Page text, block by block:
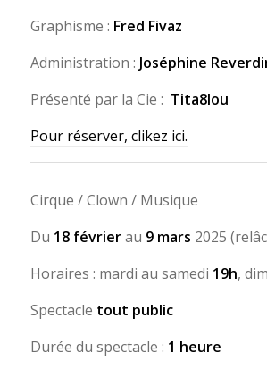
Graphisme : Fred Fivaz
Administration : Joséphine
Présenté par la Cie : Tita8lou
Pour réserver, clikez ici.
Cirque / Clown / Musique
Du 18 févrierau 9 mars 2025
Horaires : mardi au samedi 19h,
Spectacle tout public
Durée du spectacle : 1 heure